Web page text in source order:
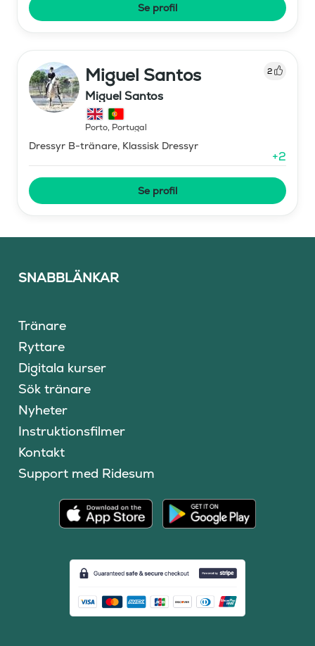
Se profil
Miguel Santos 2
Miguel Santos
Porto, Portugal
Dressyr B-tränare, Klassisk Dressyr
+2
Se profil
SNABBLÄNKAR
Tränare
Ryttare
Digitala kurser
Sök tränare
Nyheter
Instruktionsfilmer
Kontakt
Support med Ridesum